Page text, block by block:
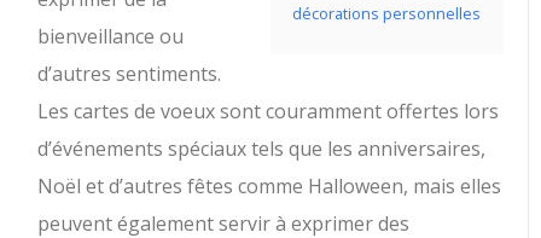
décorations personnelles
bienveillance ou
d’autres sentiments.
Les cartes de voeux sont couramment offertes lors
d’événements spéciaux tels que les anniversaires,
Noël et d’autres fêtes comme Halloween, mais elles
peuvent également servir à exprimer des